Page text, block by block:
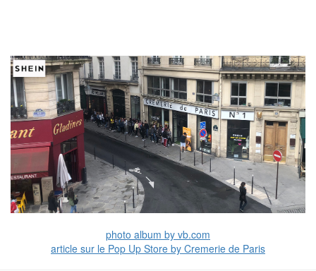
photo album by vb.com
article sur le Pop Up Store by Cremerie de Paris